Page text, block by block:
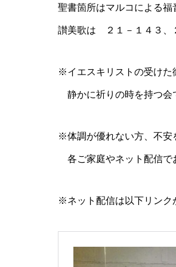
聖書箇所はマルコによる福
讃美歌は ２１－１４３、
※イエスキリストの受けた
静かに祈りの時を持つ会
※体調が優れない方、不安
各ご家庭やネット配信で
※ネット配信は以下リンク